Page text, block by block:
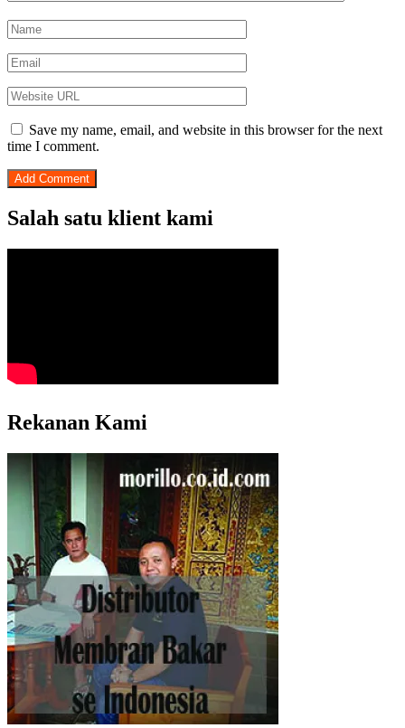
Save my name, email, and website in this browser for the next
time I comment.
Salah satu klient kami
Rekanan Kami